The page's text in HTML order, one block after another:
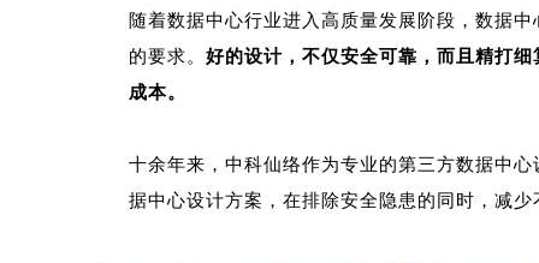
随着数据中心行业进入高质量发展阶段，数据
的要求。 好的设计，不仅安全可靠，而且精打
成本。
十余年来，中科仙络作为专业的第三方数据中
据中心设计方案，在排除安全隐患的同时，减少